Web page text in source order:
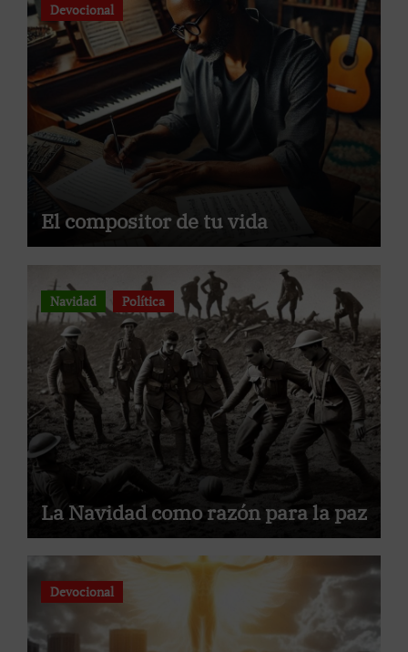
Devocional
El compositor de tu vida
Navidad Política
La Navidad como razón para la paz
Devocional